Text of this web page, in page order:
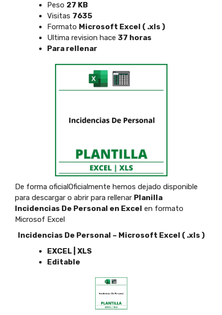
Peso 27 KB
Visitas 7635
Formato Microsoft Excel ( .xls )
Ultima revision hace 37 horas
Para rellenar
De forma oficialOficialmente hemos dejado disponible
para descargar o abrir para rellenar Planilla
Incidencias De Personal en Excel en formato
Microsof Excel
Incidencias De Personal – Microsoft Excel ( .xls )
EXCEL | XLS
Editable